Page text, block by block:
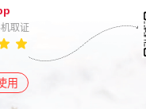
取证
用